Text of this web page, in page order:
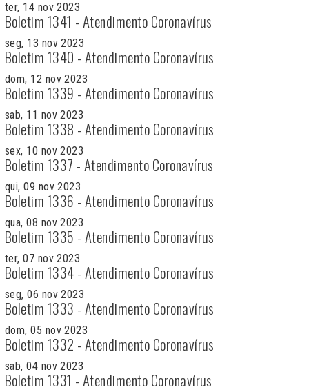
ter, 14 nov 2023
Boletim 1341 - Atendimento Coronavírus
seg, 13 nov 2023
Boletim 1340 - Atendimento Coronavírus
dom, 12 nov 2023
Boletim 1339 - Atendimento Coronavírus
sab, 11 nov 2023
Boletim 1338 - Atendimento Coronavírus
sex, 10 nov 2023
Boletim 1337 - Atendimento Coronavírus
qui, 09 nov 2023
Boletim 1336 - Atendimento Coronavírus
qua, 08 nov 2023
Boletim 1335 - Atendimento Coronavírus
ter, 07 nov 2023
Boletim 1334 - Atendimento Coronavírus
seg, 06 nov 2023
Boletim 1333 - Atendimento Coronavírus
dom, 05 nov 2023
Boletim 1332 - Atendimento Coronavírus
sab, 04 nov 2023
Boletim 1331 - Atendimento Coronavírus